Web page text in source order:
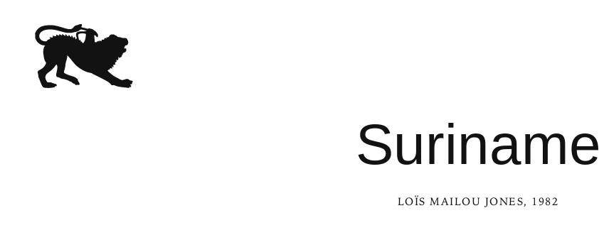
Suriname
LOÏS MAILOU JONES, 1982